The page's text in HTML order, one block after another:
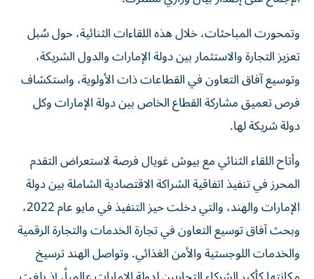
وتمحورت المباحثات، خلال هذه اللقاءات الثنائية، حول سُبل
تعزيز التجارة والاستثمار بين دولة الإمارات والدول الشريكة،
وتوسيع آفاق التعاون في القطاعات ذات الأولوية، واستكشاف
فرص تعميق مشاركة القطاع الخاص بين دولة الإمارات وكل
دولة شريكة لها.
وأتاح اللقاء الثنائي مع بيوش غويال فرصة لاستعراض التقدم
المحرز في تنفيذ اتفاقية الشراكة الاقتصادية الشاملة بين دولة
الإمارات والهند، والتي دخلت حيز التنفيذ في مايو عام 2022،
وبحث آفاق توسيع التعاون في تجارة الخدمات والتجارة الرقمية
والخدمات اللوجستية والأمن الغذائي. وتواصل الهند ترسيخ